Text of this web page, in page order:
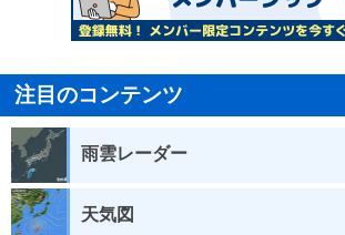
注目のコンテンツ
雨雲レーダー
天気図